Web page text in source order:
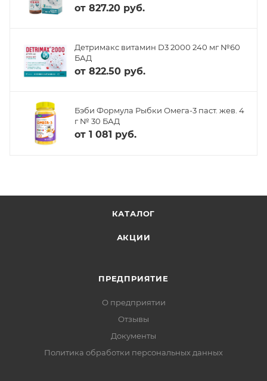
от 827.20 руб.
Детримакс витамин D3 2000 240 мг №60
БАД
от 822.50 руб.
Бэби Формула Рыбки Омега-3 паст. жев. 4
г № 30 БАД
от 1 081 руб.
КАТАЛОГ
АКЦИИ
ПРЕДПРИЯТИЕ
О предприятии
Отзывы
Документы
Политика обработки персональных данных